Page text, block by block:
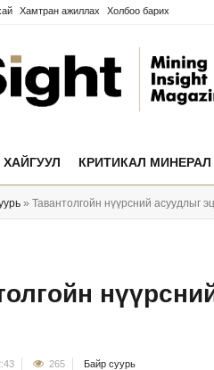
Хамтран ажиллах Холбоо барих
ХАЙГУУЛ КРИТИКАЛ МИНЕРАЛ
» Тавантолгойн нүүрсний асуудлыг
265 Байр суурь